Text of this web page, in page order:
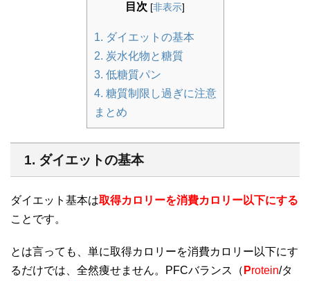
目次 [非表示]
1. ダイエットの基本
2. 炭水化物と糖質
3. 低糖質パン
4. 糖質制限し過ぎに注意
まとめ
1. ダイエットの基本
ダイエット基本は取得カロリーを消費カロリー以下にする
ことです。
とは言っても、単に取得カロリーを消費カロリー以下にす
るだけでは、全然痩せません。PFCバランス（ Protein/タ